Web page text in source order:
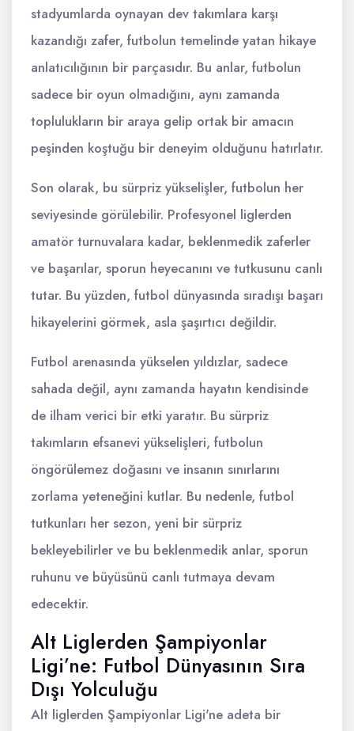
stadyumlarda oynayan dev takımlara karşı
kazandığı zafer, futbolun temelinde yatan hikaye
anlatıcılığının bir parçasıdır. Bu anlar, futbolun
sadece bir oyun olmadığını, aynı zamanda
toplulukların bir araya gelip ortak bir amacın
peşinden koştuğu bir deneyim olduğunu hatırlatır.
Son olarak, bu sürpriz yükselişler, futbolun her
seviyesinde görülebilir. Profesyonel liglerden
amatör turnuvalara kadar, beklenmedik zaferler
ve başarılar, sporun heyecanını ve tutkusunu canlı
tutar. Bu yüzden, futbol dünyasında sıradışı başarı
hikayelerini görmek, asla şaşırtıcı değildir.
Futbol arenasında yükselen yıldızlar, sadece
sahada değil, aynı zamanda hayatın kendisinde
de ilham verici bir etki yaratır. Bu sürpriz
takımların efsanevi yükselişleri, futbolun
öngörülemez doğasını ve insanın sınırlarını
zorlama yeteneğini kutlar. Bu nedenle, futbol
tutkunları her sezon, yeni bir sürpriz
bekleyebilirler ve bu beklenmedik anlar, sporun
ruhunu ve büyüsünü canlı tutmaya devam
edecektir.
Alt Liglerden Şampiyonlar
Ligi’ne: Futbol Dünyasının Sıra
Dışı Yolculuğu
Alt liglerden Şampiyonlar Ligi'ne adeta bir